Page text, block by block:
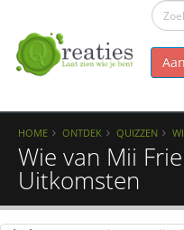
HOME ONTDEK QUIZZEN
Wie van Mii
Uitkomsten